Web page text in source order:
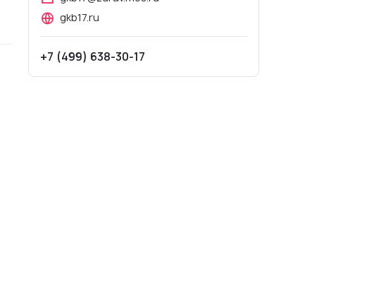
gkb17.ru
+7 (499) 638-30-17